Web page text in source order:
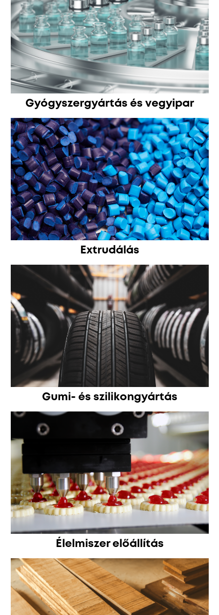
Gyógyszergyártás és vegyipar
Extrudálás
Gumi- és szilikongyártás
Élelmiszer előállítás